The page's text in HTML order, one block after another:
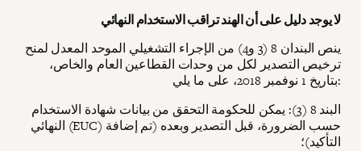
لا يوجد دليل على أن الهند تراقب الاستخدام النهائي
ينص البندان 8 (3 و4) من الإجراء التشغيلي الموحد المعدل لمنح
ترخيص التصدير لكل من وحدات القطاعين العام والخاص،
بتاريخ 1 نوفمبر 2018، على ما يلي:
البند 8 (3): يمكن للحكومة التحقق من بيانات شهادة الاستخدام
النهائي (EUC) حسب الضرورة، قبل التصدير وبعده (تم إضافة
التأكيد)؛